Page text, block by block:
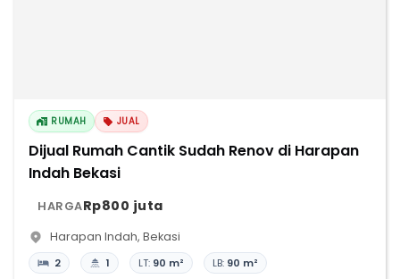
RUMAH JUAL
Dijual Rumah Cantik Sudah Renov di Harapan
Indah Bekasi
HARGARp800 juta
Harapan Indah, Bekasi
2 1 LT: 90 m² LB: 90 m²